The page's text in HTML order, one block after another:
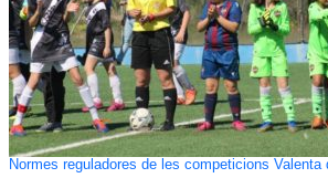
Normes reguladores de les competicions